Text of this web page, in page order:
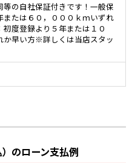
等の自社保証付きです！一般保
たは６０，０００ｋｍいずれ
度登録より５年または１０
か早い方※詳しくは当店スタッ
のローン支払例